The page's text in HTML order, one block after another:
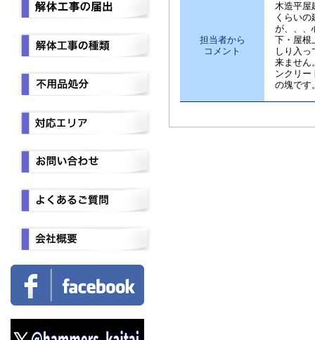
担当者から
コメント
木造平屋
くらい
が、、、
下・屋根
しり入
来ません
ンクリー
の塊です